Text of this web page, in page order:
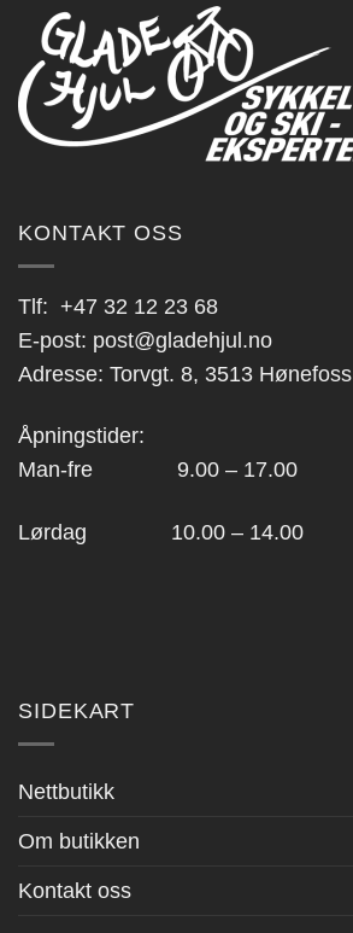
KONTAKT OSS
Tlf: +47 32 12 23 68
E-post: post@gladehjul.no
Adresse: Torvgt. 8, 3513 Hønefoss
Åpningstider:
Man-fre 9.00 – 17.00
Lørdag 10.00 – 14.00
SIDEKART
Nettbutikk
Om butikken
Kontakt oss